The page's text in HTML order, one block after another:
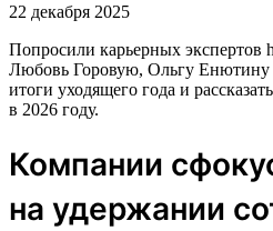
22 декабря 2025
Попросили карьерных экспертов
Любовь Горовую, Ольгу Енютину
итоги уходящего года и
в 2026 году.
Компании
на удержании